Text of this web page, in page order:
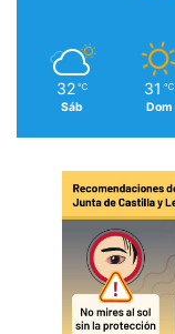
32 ℃
Sáb
31 ℃
Dom